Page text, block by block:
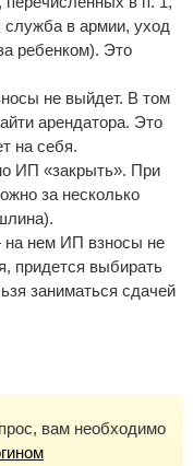
в армии, уход
ребенком). Это
не выйдет. В том
арендатора. Это
на себя.
ИП «закрыть». При
за несколько
нем ИП взносы не
придется выбирать
заниматься сдачей
вам необходимо